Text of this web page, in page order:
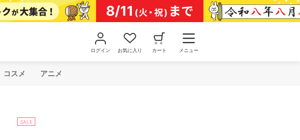
ログイン お気に入り カート メニュー
コスメ アニメ
SALE